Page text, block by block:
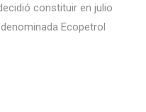
constituir en julio
Ecopetrol